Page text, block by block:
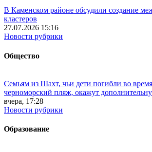
В Каменском районе обсудили создание
кластеров
27.07.2026 15:16
Новости рубрики
Общество
Семьям из Шахт, чьи дети погибли во
черноморский пляж, окажут
вчера, 17:28
Новости рубрики
Образование